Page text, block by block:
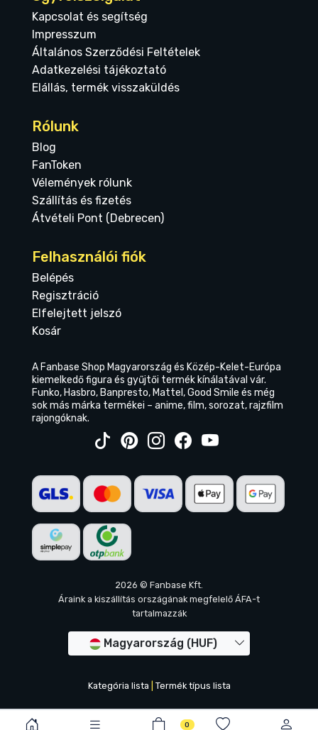
0
Kapcsolat és segítség
Impresszum
Általános Szerződési Feltételek
Adatkezelési tájékoztató
Elállás, termék visszaküldés
Rólunk
Blog
FanToken
Vélemények rólunk
Szállítás és fizetés
Átvételi Pont (Debrecen)
Felhasználói fiók
Belépés
Regisztráció
Elfelejtett jelszó
Kosár
A Fanbase Shop Magyarország és Közép-Kelet-Európa
kiemelkedő figura és gyűjtői termék kínálatával vár.
Funko, Hasbro, Banpresto, Mattel, Good Smile és még
sok más márka termékei – anime, film, sorozat, rajzfilm
rajongóknak.
2026 © Fanbase Kft.
Áraink a kiszállítás országának megfelelő ÁFA-t
tartalmazzák
Magyarország (HUF)
Kategória lista Termék típus lista